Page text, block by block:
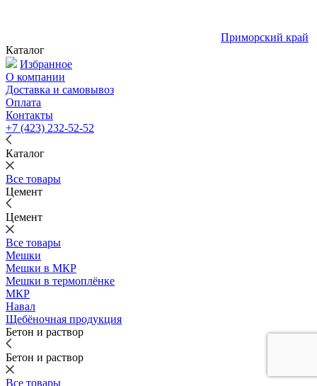
Приморский край
Каталог
Избранное
О компании
Доставка и самовывоз
Оплата
Контакты
+7 (423) 232-52-52
Каталог
Все товары
Цемент
Цемент
Все товары
Мешки
Мешки в МКР
Мешки в термоплёнке
МКР
Навал
Щебёночная продукция
Бетон и раствор
Бетон и раствор
Все товары